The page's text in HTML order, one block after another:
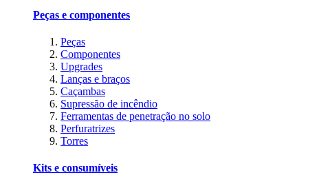
Peças e componentes
Peças
Componentes
Upgrades
Lanças e braços
Caçambas
Supressão de incêndio
Ferramentas de penetração no solo
Perfuratrizes
Torres
Kits e consumíveis